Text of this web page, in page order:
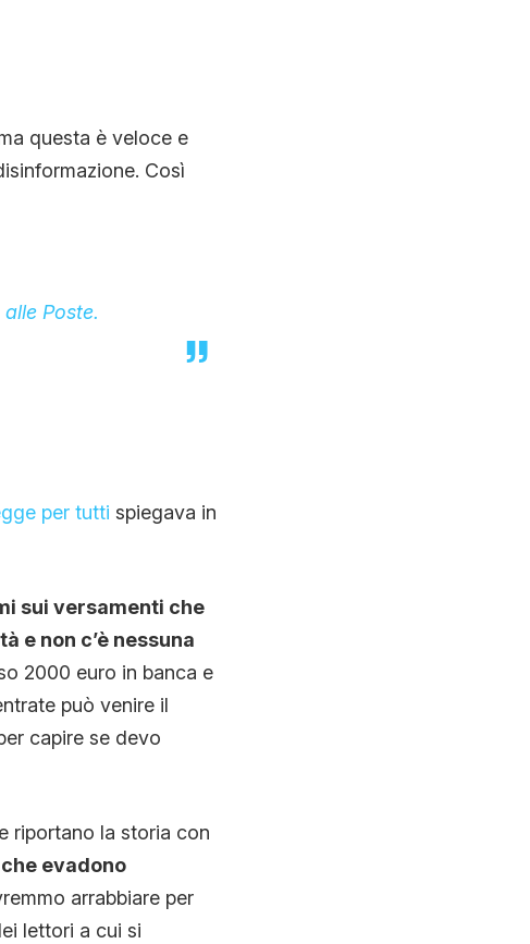
questa è veloce e
Così
Poste.
per tutti spiegava in
sui versamenti che
e non c’è nessuna
2000 euro in banca e
può venire il
capire se devo
riportano la storia con
evadono
arrabbiare per
lettori a cui si